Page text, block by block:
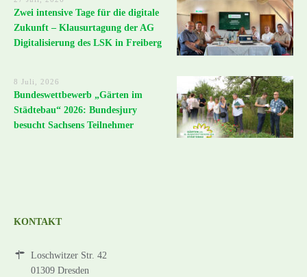
Zwei intensive Tage für die digitale
Zukunft – Klausurtagung der AG
Digitalisierung des LSK in Freiberg
8 Juli, 2026
Bundeswettbewerb „Gärten im
Städtebau“ 2026: Bundesjury
besucht Sachsens Teilnehmer
KONTAKT
Loschwitzer Str. 42
01309 Dresden